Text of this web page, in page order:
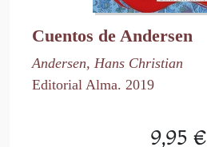
Cuentos de Andersen
Andersen, Hans Christian
Editorial Alma. 2019
9,95 €